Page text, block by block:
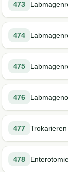
473
474
475
476
477
478